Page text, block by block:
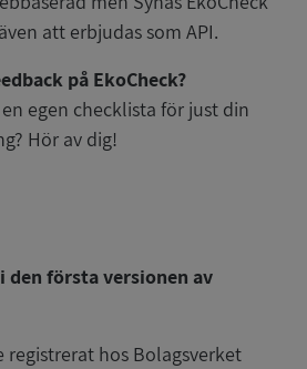
att erbjudas som API.
på EkoCheck?
egen checklista för just din
Hör av dig!
första versionen av
registrerat hos Bolagsverket